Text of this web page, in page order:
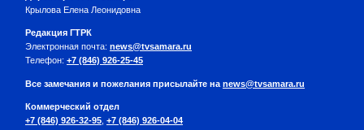
Крылова Елена Леонидовна
Редакция ГТРК
Электронная почта: news@tvsamara.ru
Телефон: +7 (846) 926-25-45
Все замечания и пожелания присылайте на news@tvsamara.ru
Коммерческий отдел
+7 (846) 926-32-95 +7 (846) 926-04-04